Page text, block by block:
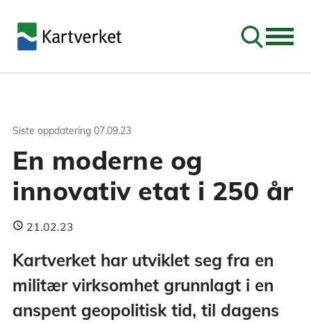
Søk
Siste oppdatering 07.09.23
En moderne og
innovativ etat i 250 år
21.02.23
Kartverket har utviklet seg fra en
militær virksomhet grunnlagt i en
anspent geopolitisk tid, til dagens